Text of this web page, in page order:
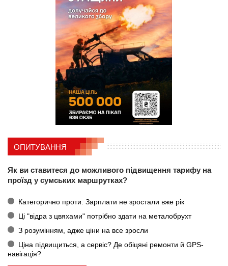
ОПИТУВАННЯ
Як ви ставитеся до можливого підвищення тарифу на
проїзд у сумських маршрутках?
Категорично проти. Зарплати не зростали вже рік
Ці "відра з цвяхами" потрібно здати на металобрухт
З розумінням, адже ціни на все зросли
Ціна підвищиться, а сервіс? Де обіцяні ремонти й GPS-
навігація?